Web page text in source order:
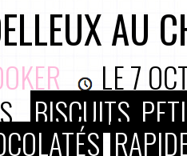
AU
LE7
BISCUITS,